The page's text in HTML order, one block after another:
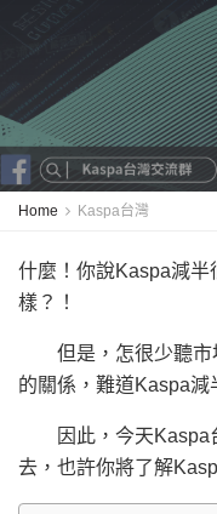
Home Kaspa台灣
什麼！你說Kaspa減半
樣？！
但是，怎很少聽市
的關係，難道Kaspa減
因此，今天Kaspa
去，也許你將了解